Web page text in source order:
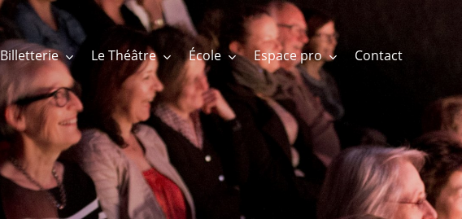
Billetterie Le Théâtre École Espace pro Contact